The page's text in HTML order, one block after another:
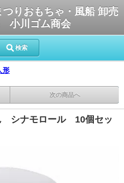
りおもちゃ・風船 卸売
小川ゴム商会
検索
形
次の商品へ
シナモロール 10個セッ